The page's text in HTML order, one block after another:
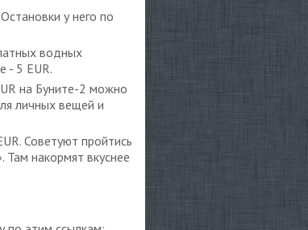
у него по
водных
- 5 EUR.
на Буните-2 можно
личных вещей и
Советуют пройтись
Там накормят вкуснее